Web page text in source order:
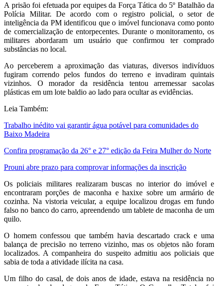
A prisão foi efetuada por equipes da Força Tática do 5º Batalhão da
Polícia Militar. De acordo com o registro policial, o setor de
inteligência da PM identificou que o imóvel funcionava como ponto
de comercialização de entorpecentes. Durante o monitoramento, os
militares abordaram um usuário que confirmou ter comprado
substâncias no local.
Ao perceberem a aproximação das viaturas, diversos indivíduos
fugiram correndo pelos fundos do terreno e invadiram quintais
vizinhos. O morador da residência tentou arremessar sacolas
plásticas em um lote baldio ao lado para ocultar as evidências.
Leia Também:
Trabalho inédito vai garantir água potável para comunidades do
Baixo Madeira
Confira programação da 26° e 27° edição da Feira Mulher do Norte
Prouni abre prazo para comprovar informações da inscrição
Os policiais militares realizaram buscas no interior do imóvel e
encontraram porções de maconha e haxixe sobre um armário de
cozinha. Na vistoria veicular, a equipe localizou drogas em fundo
falso no banco do carro, apreendendo um tablete de maconha de um
quilo.
O homem confessou que também havia descartado crack e uma
balança de precisão no terreno vizinho, mas os objetos não foram
localizados. A companheira do suspeito admitiu aos policiais que
sabia de toda a atividade ilícita na casa.
Um filho do casal, de dois anos de idade, estava na residência no